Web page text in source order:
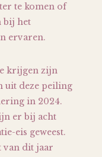
te komen of
bij het
ervaren.
krijgen zijn
uit deze peiling
in 2024.
er bij acht
eis geweest.
van dit jaar